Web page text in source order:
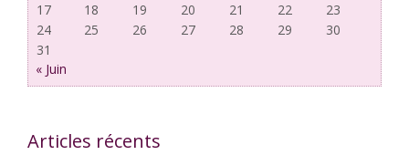
17
18 19 20 21 22
23
24
25 26 27 28 29
30
31
« Juin
Articles récents